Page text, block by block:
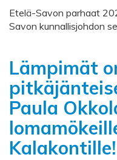
Etelä-Savon parhaat
Savon kunnallisjohdon
Lämpimät
Paula
Kalakontille!